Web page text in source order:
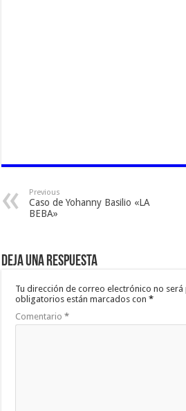
Previous
Caso de Yohanny Basilio «LA
BEBA»
Deja una respuesta
Tu dirección de correo electrónico no será
obligatorios están marcados con*
Comentario*